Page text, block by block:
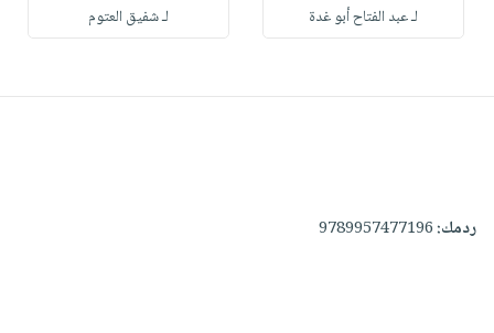
لـ عبد الفتاح أبو غدة
لـ شفيق العتوم
ردمك:9789957477196